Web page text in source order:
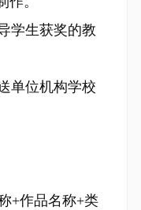
学生获奖的教
单位机构学校
+作品名称+类